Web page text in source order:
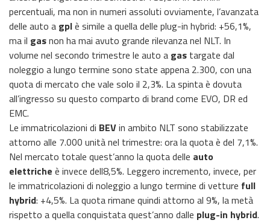
percentuali, ma non in numeri assoluti ovviamente, l’avanzata
delle auto a gplè simile a quella delle plug-in hybrid: +56,1%,
ma il gasnon ha mai avuto grande rilevanza nel NLT. In
volume nel secondo trimestre le auto a gas targate dal
noleggio a lungo termine sono state appena 2.300, con una
quota di mercato che vale solo il 2,3%. La spinta è dovuta
all’ingresso su questo comparto di brand come EVO, DR ed
EMC.
Le immatricolazioni di BEVin ambito NLT sono stabilizzate
attorno alle 7.000 unità nel trimestre: ora la quota è del 7,1%.
Nel mercato totale quest’anno la quota delle auto
elettriche è invece dell8,5%. Leggero incremento, invece, per
le immatricolazioni di noleggio a lungo termine di vetture full
hybrid: +4,5%. La quota rimane quindi attorno al 9%, la metà
rispetto a quella conquistata quest’anno dalle plug-in hybrid.